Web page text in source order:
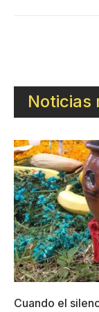
Noticias
Cuando el